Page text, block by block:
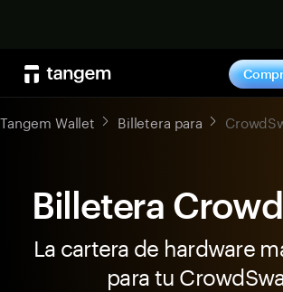
Tangem Wallet Billetera para
Billetera
La cartera de hardware
para tu